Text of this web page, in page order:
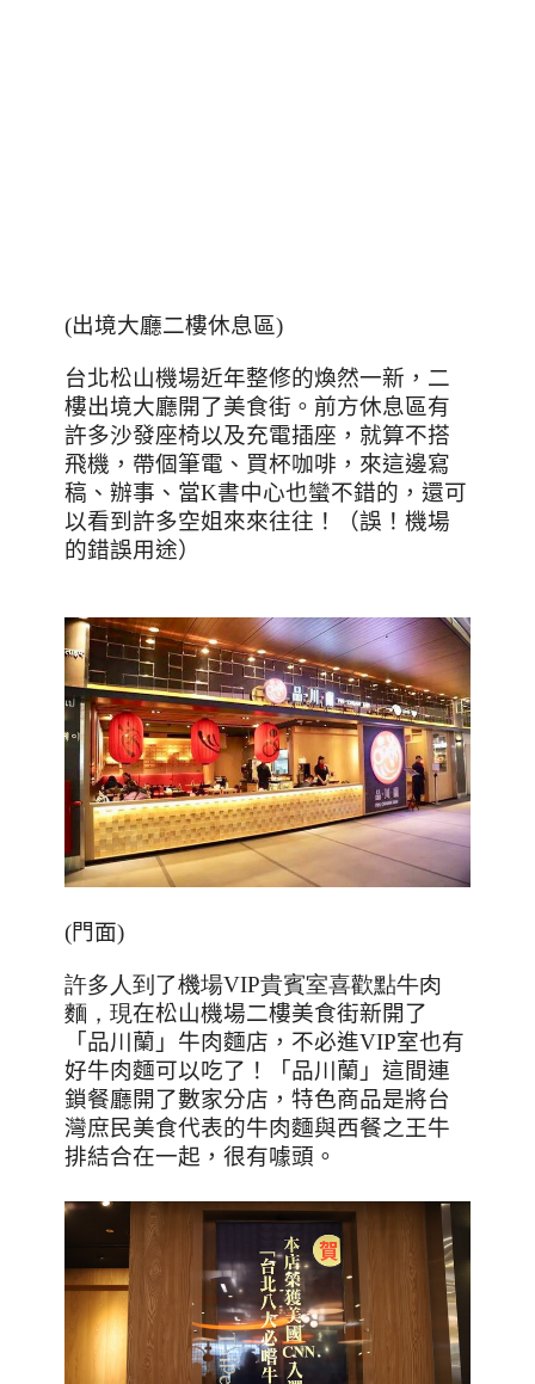
(出境大廳二樓休息區)
台北松山機場近年整修的煥然一新，二
樓出境大廳開了美食街。前方休息區有
許多沙發座椅以及充電插座，就算不搭
飛機，帶個筆電、買杯咖啡，來這邊寫
稿、辦事、當K書中心也蠻不錯的，還可
以看到許多空姐來來往往！（誤！機場
的錯誤用途）
(門面)
許多人到了機場VIP貴賓室喜歡點牛肉
麵，現在松山機場二樓美食街新開了
「品川蘭」牛肉麵店，不必進VIP室也有
好牛肉麵可以吃了！「品川蘭」這間連
鎖餐廳開了數家分店，特色商品是將台
灣庶民美食代表的牛肉麵與西餐之王牛
排結合在一起，很有噱頭。